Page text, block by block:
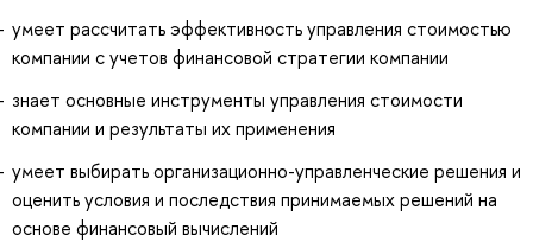
умеет рассчитать эффективность управления стоимостью
компании с учетов финансовой стратегии компании
знает основные инструменты управления стоимости
компании и результаты их применения
умеет выбирать организационно-управленческие решения и
оценить условия и последствия принимаемых решений на
основе финансовый вычислений